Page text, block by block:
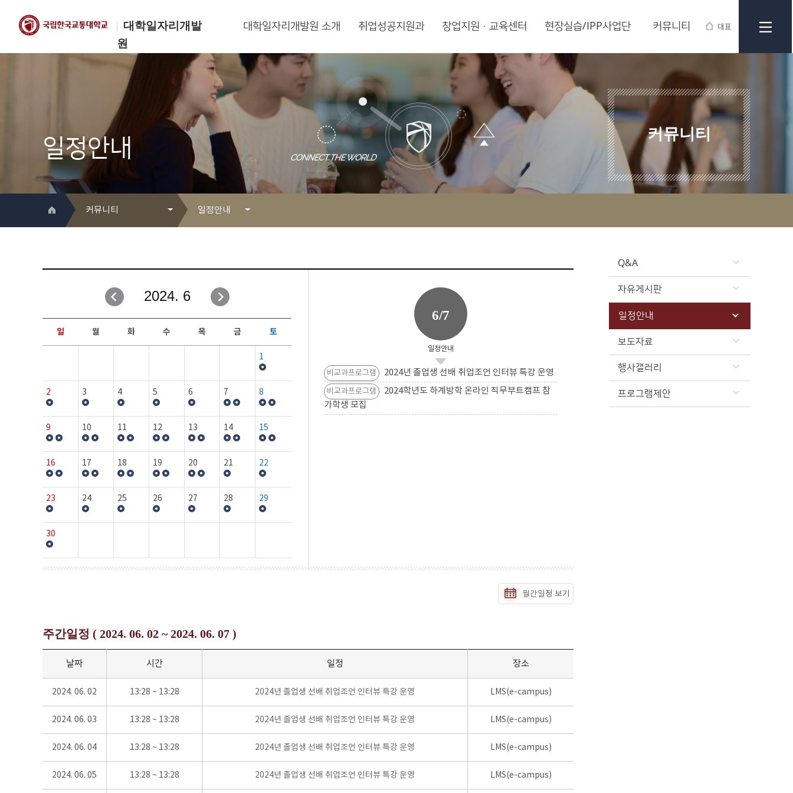
대학일자리개발
원
대표
한국교통대학교
대학일자리개발원
대학일자리개발원 소개 취업성공지원과 창업지원·교육센터 현장실습/IPP사업단 커뮤니티
일정안내
커뮤니티
커뮤니티
취업성공지원과
창업지원·교육센터
현장실습/IPP사업단
커뮤니티
일정안내
자유게시판
일정안내
보도자료
행사갤러리
Q&A
자유게시판
일정안내
보도자료
행사갤러리
프로그램제안
2024. 6
일 월 화 수 목 금 토
1
2 3 4 5 6 7 8
9 10 11 12 13 14 15
16 17 18 19 20 21 22
23 24 25 26 27 28 29
30
6/7
일정안내
비교과프로그램 2024년 졸업생 선배 취업조언 인터뷰 특강 운영
비교과프로그램
2024학년도 하계방학 온라인 직무부트캠프 참
가학생 모집
월간일정 보기
주간일정 ( 2024. 06. 02 ~ 2024. 06. 07 )
날짜 시간 일정 장소
2024. 06. 02 13:28 ~ 13:28 2024년 졸업생 선배 취업조언 인터뷰 특강 운영 LMS(e-campus)
2024. 06. 03 13:28 ~ 13:28 2024년 졸업생 선배 취업조언 인터뷰 특강 운영 LMS(e-campus)
2024. 06. 04 13:28 ~ 13:28 2024년 졸업생 선배 취업조언 인터뷰 특강 운영 LMS(e-campus)
2024. 06. 05 13:28 ~ 13:28 2024년 졸업생 선배 취업조언 인터뷰 특강 운영 LMS(e-campus)